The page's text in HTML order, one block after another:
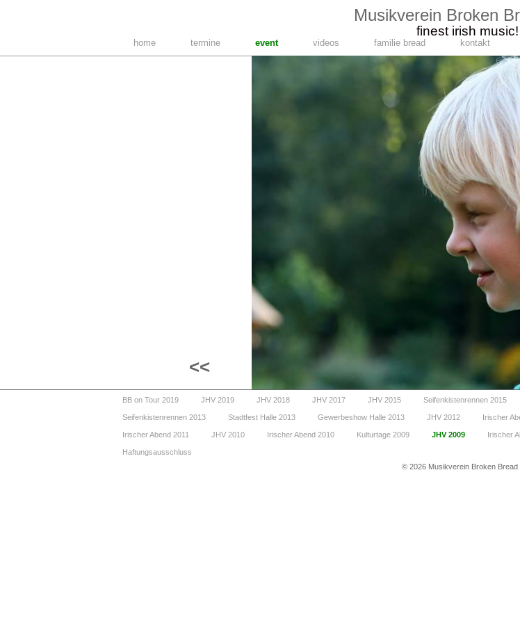
Musikverein Broken
finest irish music!
home termine event videos familie bread kontakt
<<
BB on Tour 2019 JHV 2019 JHV 2018 JHV 2017 JHV 2015 Seifenkistenrennen 2015
Seifenkistenrennen 2013 Stadtfest Halle 2013 Gewerbeshow Halle 2013 JHV 2012 Irischer
Irischer Abend 2011 JHV 2010 Irischer Abend 2010 Kulturtage 2009 JHV 2009 Irischer
Haftungsausschluss
© 2026 Musikverein Broken Bread